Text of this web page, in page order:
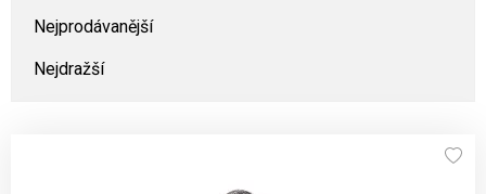
Nejprodávanější
Nejdražší